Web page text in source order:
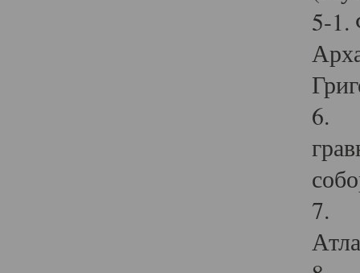
5-1.
6.
7.